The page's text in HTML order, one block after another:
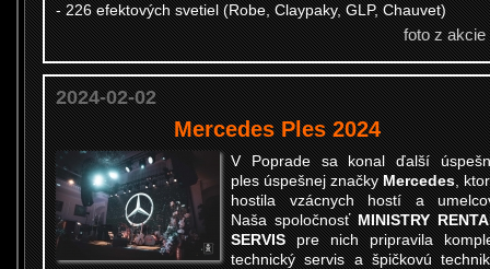
- 226 efektových svetiel (Robe, Claypaky, GLP, Chauvet)
foto z akcie
2024-02-02
Mercedes Ples 2024
V Poprade sa konal ďalší
ples úspešnej značkyMercedes,
hostila vzácnych hostí a
Naša spoločnosťMINISTRY
SERVISpre nich pripravila
technický servis a špičkovú